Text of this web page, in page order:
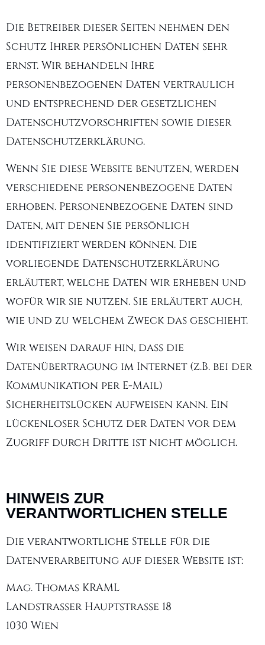
Die Betreiber dieser Seiten nehmen den
Schutz Ihrer persönlichen Daten sehr
ernst. Wir behandeln Ihre
personenbezogenen Daten vertraulich
und entsprechend der gesetzlichen
Datenschutzvorschriften sowie dieser
Datenschutzerklärung.
Wenn Sie diese Website benutzen, werden
verschiedene personenbezogene Daten
erhoben. Personenbezogene Daten sind
Daten, mit denen Sie persönlich
identifiziert werden können. Die
vorliegende Datenschutzerklärung
erläutert, welche Daten wir erheben und
wofür wir sie nutzen. Sie erläutert auch,
wie und zu welchem Zweck das geschieht.
Wir weisen darauf hin, dass die
Datenübertragung im Internet (z.B. bei der
Kommunikation per E-Mail)
Sicherheitslücken aufweisen kann. Ein
lückenloser Schutz der Daten vor dem
Zugriff durch Dritte ist nicht möglich.
HINWEIS ZUR
VERANTWORTLICHEN STELLE
Die verantwortliche Stelle für die
Datenverarbeitung auf dieser Website ist:
Mag. Thomas KRAML
Landstrasser Hauptstrasse 18
1030 Wien